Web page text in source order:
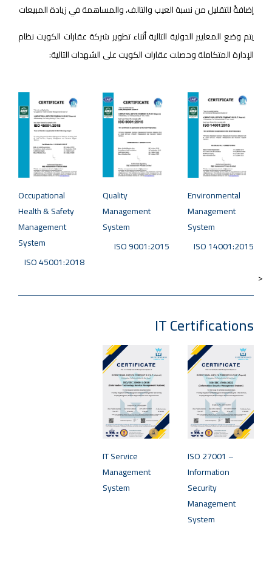
إضافةً للتقليل من نسبة العيب والتالف، والمساهمة في زيادة المبيعات
يتم وضع المعايير الدولية التالية أثناء تطوير شركة عقارات الكويت نظام
الإدارة المتكاملة وحصلت عقارات الكويت على الشهدات التالية:
Environmental
Management
System
ISO 14001:2015
Quality
Management
System
ISO 9001:2015
Occupational
Health & Safety
Management
System
ISO 45001:2018
<
IT Certifications
ISO 27001 –
Information
Security
Management
System
IT Service
Management
System